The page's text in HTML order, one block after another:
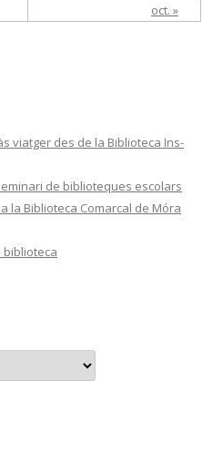
oct. »
viatger des de la Biblioteca Ins-
de biblioteques escolars
a la Biblioteca Comarcal de Móra
biblioteca